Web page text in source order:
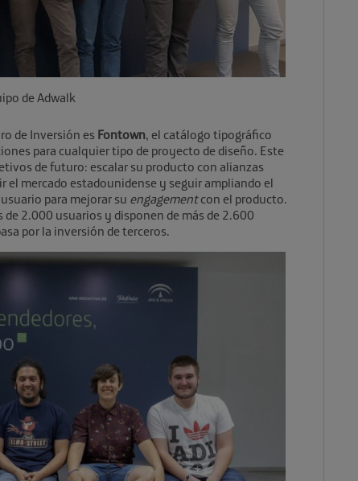
de Adwalk
de Inversión es Fontown, el catálogo tipográfico
para cualquier tipo de proyecto de diseño. Este
de futuro: escalar su producto con alianzas
el mercado estadounidense y seguir ampliando el
para mejorar su engagementcon el producto.
2.000 usuarios y disponen de más de 2.600
por la inversión de terceros.